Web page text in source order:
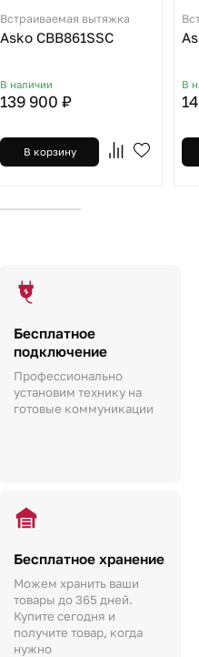
Встраиваемая вытяжка
Asko CBB861SSC
В наличии
139 900 ₽
В корзину
В
Бесплатное
подключение
Профессионально
установим технику на
готовые коммуникации
Бесплатное хранение
Можем хранить ваши
товары до 365 дней.
Купите сегодня и
получите товар, когда
нужно